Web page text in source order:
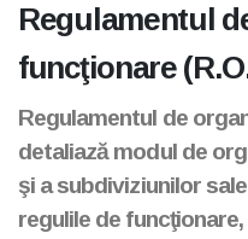
Regulamentul
funcţionare
Regulamentul de
detaliază modul de
şi a subdiviziunilor
regulile de